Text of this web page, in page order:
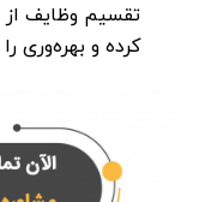
تقسیم وظایف
کرده و بهره‌وری